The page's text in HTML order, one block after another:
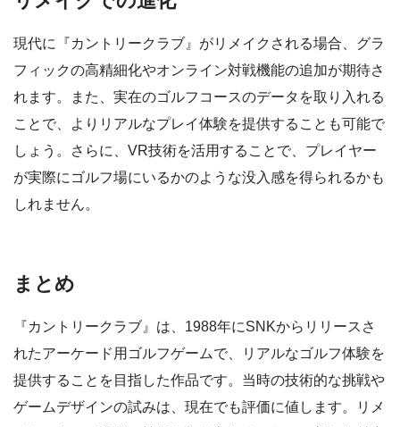
現代に『カントリークラブ』がリメイクされる場合、グラ
フィックの高精細化やオンライン対戦機能の追加が期待さ
れます。また、実在のゴルフコースのデータを取り入れる
ことで、よりリアルなプレイ体験を提供することも可能で
しょう。さらに、VR技術を活用することで、プレイヤー
が実際にゴルフ場にいるかのような没入感を得られるかも
しれません。
まとめ
『カントリークラブ』は、1988年にSNKからリリースさ
れたアーケード用ゴルフゲームで、リアルなゴルフ体験を
提供することを目指した作品です。当時の技術的な挑戦や
ゲームデザインの試みは、現在でも評価に値します。リメ